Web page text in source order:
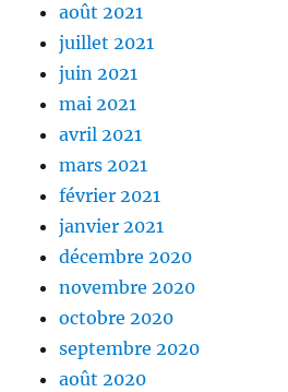
août 2021
juillet 2021
juin 2021
mai 2021
avril 2021
mars 2021
février 2021
janvier 2021
décembre 2020
novembre 2020
octobre 2020
septembre 2020
août 2020